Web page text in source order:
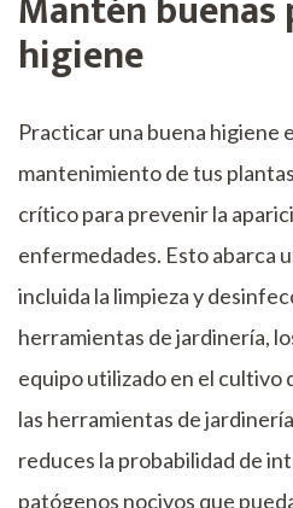
higiene
Practicar una buena higiene
mantenimiento de tus
crítico para prevenir la
enfermedades. Esto abarca
incluida la limpieza y
herramientas de jardinería,
equipo utilizado en el
las herramientas de
reduces la probabilidad de
patógenos nocivos que